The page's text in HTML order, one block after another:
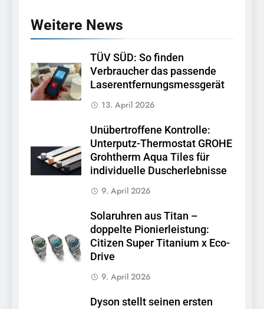
Weitere News
TÜV SÜD: So finden
Verbraucher das passende
Laserentfernungsmessgerät
13. April 2026
Unübertroffene Kontrolle:
Unterputz-Thermostat GROHE
Grohtherm Aqua Tiles für
individuelle Duscherlebnisse
9. April 2026
Solaruhren aus Titan –
doppelte Pionierleistung:
Citizen Super Titanium x Eco-
Drive
9. April 2026
Dyson stellt seinen ersten